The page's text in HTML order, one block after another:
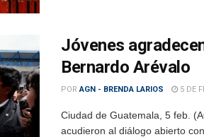
Jóvenes
Bernardo Arévalo
POR AGN - BRENDA LARIOS 5 DE
Ciudad de Guatemala, 5 feb.
acudieron al diálogo abierto